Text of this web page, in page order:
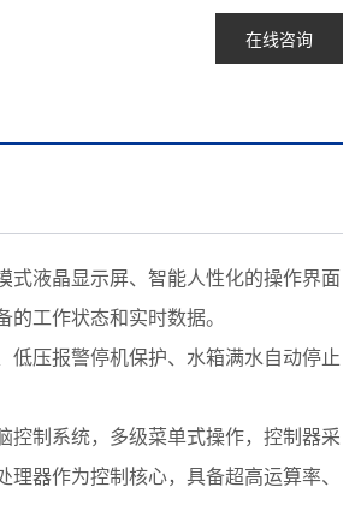
在线咨询
式液晶显示屏、智能人性化的操作界面
的工作状态和实时数据。
低压报警停机保护、水箱满水自动停止
控制系统，多级菜单式操作，控制器采
理器作为控制核心，具备超高运算率、